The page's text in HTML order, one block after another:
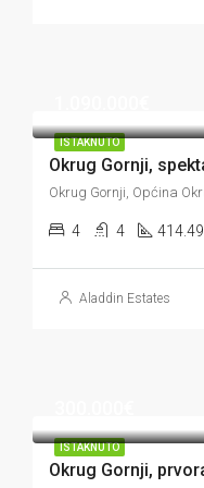
ISTAKNUTO
4 4 414.49
Aladdin Estates
ISTAKNUTO